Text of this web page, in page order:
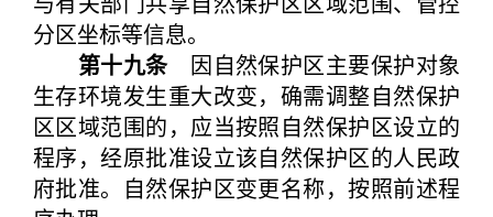
分区坐标等信息。
第十九条因自然保护区主要保护对象
生存环境发生重大改变，确需调整自然保护
区区域范围的，应当按照自然保护区设立的
程序，经原批准设立该自然保护区的人民政
府批准。自然保护区变更名称，按照前述程